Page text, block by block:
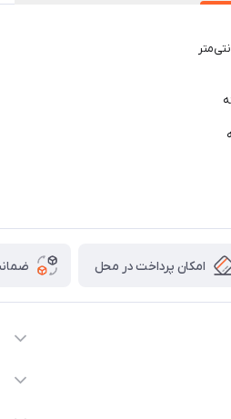
امکان پرداخت در محل